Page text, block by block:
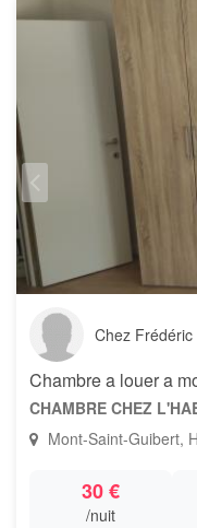
Chez Frédéric
Chambre a louer a
CHAMBRE CHEZ
Mont-Saint-Guibert,
30 €
/nuit